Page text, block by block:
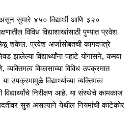
सुमारे ४५० विद्यार्थी आणि ३२०
विविध विद्याशाखांसाठी पुण्यात प्रवेश
शकेल. प्रवेश अर्जासोबतची कागदपत्रे
विद्यार्थ्यांना पहाटे योगासने, कमवा
विकासाच्या विविध उपक्रमात
उपक्रमामुळे विद्यार्थ्यांच्या व्यक्तिमत्व
विद्यार्थ्यांचे निरीक्षण आहे. या संस्थेचे कामकाज
सुरु असल्याने येथील नियमांची काटेकोर